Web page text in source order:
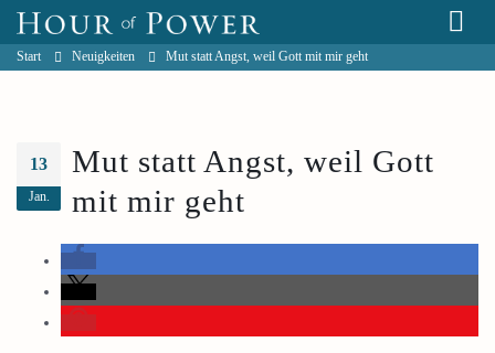
Start Neuigkeiten Mut statt Angst, weil Gott mit mir geht
13
Jan.
Mut statt Angst, weil Gott
mit mir geht